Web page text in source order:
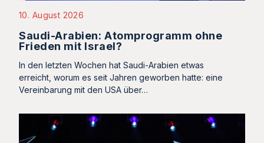
10. August 2026
Saudi-Arabien: Atomprogramm ohne
Frieden mit Israel?
In den letzten Wochen hat Saudi-Arabien etwas
erreicht, worum es seit Jahren geworben hatte: eine
Vereinbarung mit den USA über…